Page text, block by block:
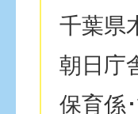
千葉県
朝日庁
保育係